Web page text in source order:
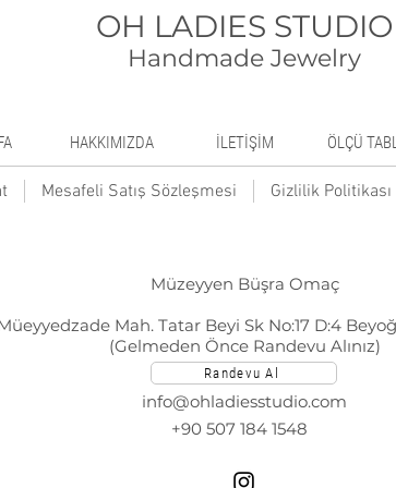
OH LADIES STUDIO
Handmade Jewelry
HAKKIMIZDA İLETİŞİM ÖLÇÜ
Mesafeli Satış Sözleşmesi Gizlilik Politikası
Müzeyyen Büşra Omaç
Mah. Tatar Beyi Sk No:17 D:4
(Gelmeden Önce Randevu Alınız)
Randevu Al
info@ohladiesstudio.com
+90 507 184 1548